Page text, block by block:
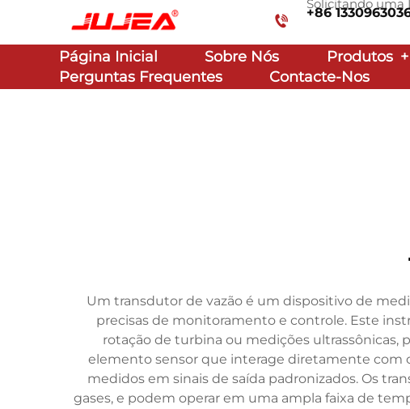
Solicitando uma
+86
Página Inicial Sobre Nós Produtos +
Perguntas Frequentes
Contacte-Nos
Um transdutor de vazão é um dispositivo de
precisas de monitoramento e controle. Este
rotação de turbina ou medições ultrassônicas,
elemento sensor que interage diretamente com
medidos em sinais de saída padronizados. Os
gases, e podem operar em uma ampla faixa de